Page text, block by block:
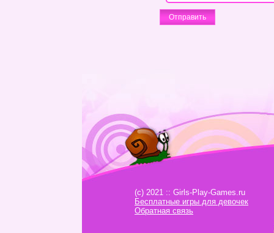
(c) 2021 :: Girls-Play-Games.ru
Бесплатные игры для девочек
Обратная связь